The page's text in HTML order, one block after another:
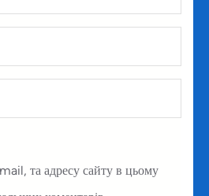
та адресу сайту в цьому